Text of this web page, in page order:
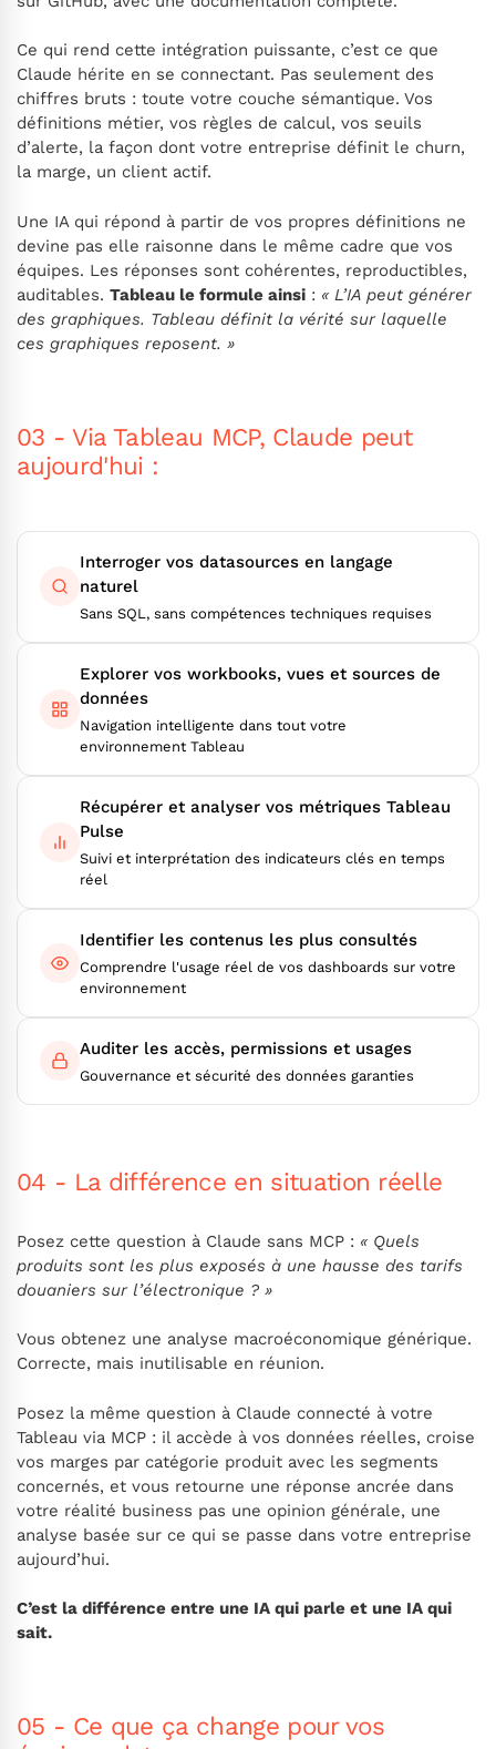
Ce qui rend cette intégration puissante, c’est ce que
Claude hérite en se connectant. Pas seulement des
chiffres bruts : toute votre couche sémantique. Vos
définitions métier, vos règles de calcul, vos seuils
d’alerte, la façon dont votre entreprise définit le churn,
la marge, un client actif.
Une IA qui répond à partir de vos propres définitions ne
devine pas elle raisonne dans le même cadre que vos
équipes. Les réponses sont cohérentes, reproductibles,
auditables. Tableau le formule ainsi : « L’IA peut générer
des graphiques. Tableau définit la vérité sur laquelle
ces graphiques reposent. »
03 - Via Tableau MCP, Claude peut
aujourd'hui :
Interroger vos datasources en langage
naturel
Sans SQL, sans compétences techniques requises
Explorer vos workbooks, vues et sources de
données
Navigation intelligente dans tout votre
environnement Tableau
Récupérer et analyser vos métriques Tableau
Pulse
Suivi et interprétation des indicateurs clés en temps
réel
Identifier les contenus les plus consultés
Comprendre l'usage réel de vos dashboards sur votre
environnement
Auditer les accès, permissions et usages
Gouvernance et sécurité des données garanties
04 - La différence en situation réelle
Posez cette question à Claude sans MCP : « Quels
produits sont les plus exposés à une hausse des tarifs
douaniers sur l’électronique ? »
Vous obtenez une analyse macroéconomique générique.
Correcte, mais inutilisable en réunion.
Posez la même question à Claude connecté à votre
Tableau via MCP : il accède à vos données réelles, croise
vos marges par catégorie produit avec les segments
concernés, et vous retourne une réponse ancrée dans
votre réalité business pas une opinion générale, une
analyse basée sur ce qui se passe dans votre entreprise
aujourd’hui.
C’est la différence entre une IA qui parle et une IA qui
sait.
05 - Ce que ça change pour vos